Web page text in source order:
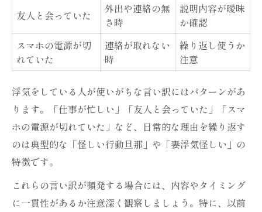
友人と会っていた
外出や連絡の無
さ時
説明内容が曖昧
か確認
スマホの電源が切
れていた
連絡が取れない
時
繰り返し使うか
注意
浮気をしている人が使いがちな言い訳にはパターンがあ
ります。「仕事が忙しい」「友人と会っていた」「スマ
ホの電源が切れていた」など、日常的な理由を繰り返す
のは典型的な「怪しい行動旦那」や「妻浮気怪しい」の
特徴です。
これらの言い訳が頻発する場合には、内容やタイミング
に一貫性があるか注意深く観察しましょう。特に、以前